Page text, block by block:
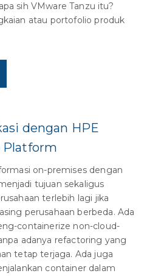
sih VMware Tanzu itu?
atau portofolio produk
dengan HPE
Platform
on-premises dengan
tujuan sekaligus
terlebih lagi jika
perusahaan berbeda. Ada
containerize non-cloud-
adanya refactoring yang
tetap terjaga. Ada juga
container dalam